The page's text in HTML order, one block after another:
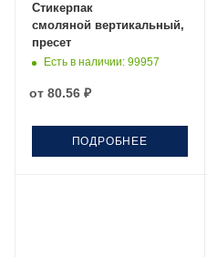
Стикерпак
смоляной вертикальный,
пресет
Есть в наличии: 99957
от 80.56 ₽
ПОДРОБНЕЕ